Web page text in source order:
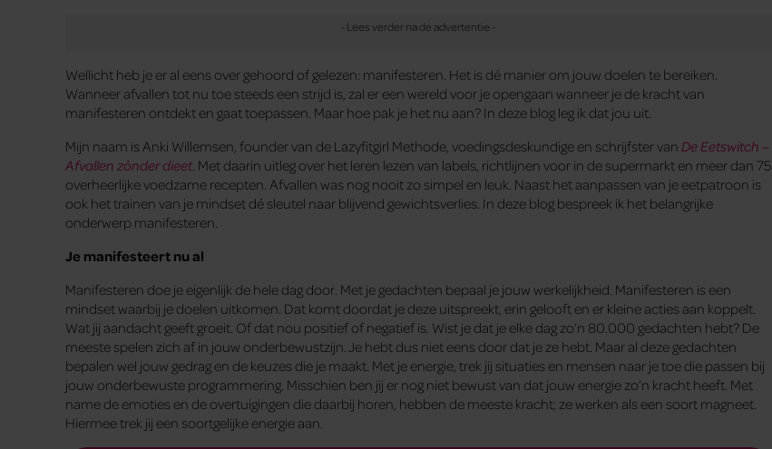
Wellicht heb je er al eens over gehoord of gelezen: manifesteren. Het is dé manier om jouw doelen te bereiken.
Wanneer afvallen tot nu toe steeds een strijd is, zal er een wereld voor je opengaan wanneer je de kracht van
manifesteren ontdekt en gaat toepassen. Maar hoe pak je het nu aan? In deze blog leg ik dat jou uit.
Mijn naam is Anki Willemsen, founder van de Lazyfitgirl Methode, voedingsdeskundige en schrijfster van De Eetswitch –
Afvallen zònder dieet . Met daarin uitleg over het leren lezen van labels, richtlijnen voor in de supermarkt en meer dan 75
overheerlijke voedzame recepten. Afvallen was nog nooit zo simpel en leuk. Naast het aanpassen van je eetpatroon is
ook het trainen van je mindset dé sleutel naar blijvend gewichtsverlies. In deze blog bespreek ik het belangrijke
onderwerp manifesteren.
Je manifesteert nu al
Manifesteren doe je eigenlijk de hele dag door. Met je gedachten bepaal je jouw werkelijkheid. Manifesteren is een
mindset waarbij je doelen uitkomen. Dat komt doordat je deze uitspreekt, erin gelooft en er kleine acties aan koppelt.
Wat jij aandacht geeft groeit. Of dat nou positief of negatief is. Wist je dat je elke dag zo’n 80.000 gedachten hebt? De
meeste spelen zich af in jouw onderbewustzijn. Je hebt dus niet eens door dat je ze hebt. Maar al deze gedachten
bepalen wel jouw gedrag en de keuzes die je maakt. Met je energie, trek jij situaties en mensen naar je toe die passen bij
jouw onderbewuste programmering. Misschien ben jij er nog niet bewust van dat jouw energie zo’n kracht heeft. Met
name de emoties en de overtuigingen die daarbij horen, hebben de meeste kracht; ze werken als een soort magneet.
Hiermee trek jij een soortgelijke energie aan.